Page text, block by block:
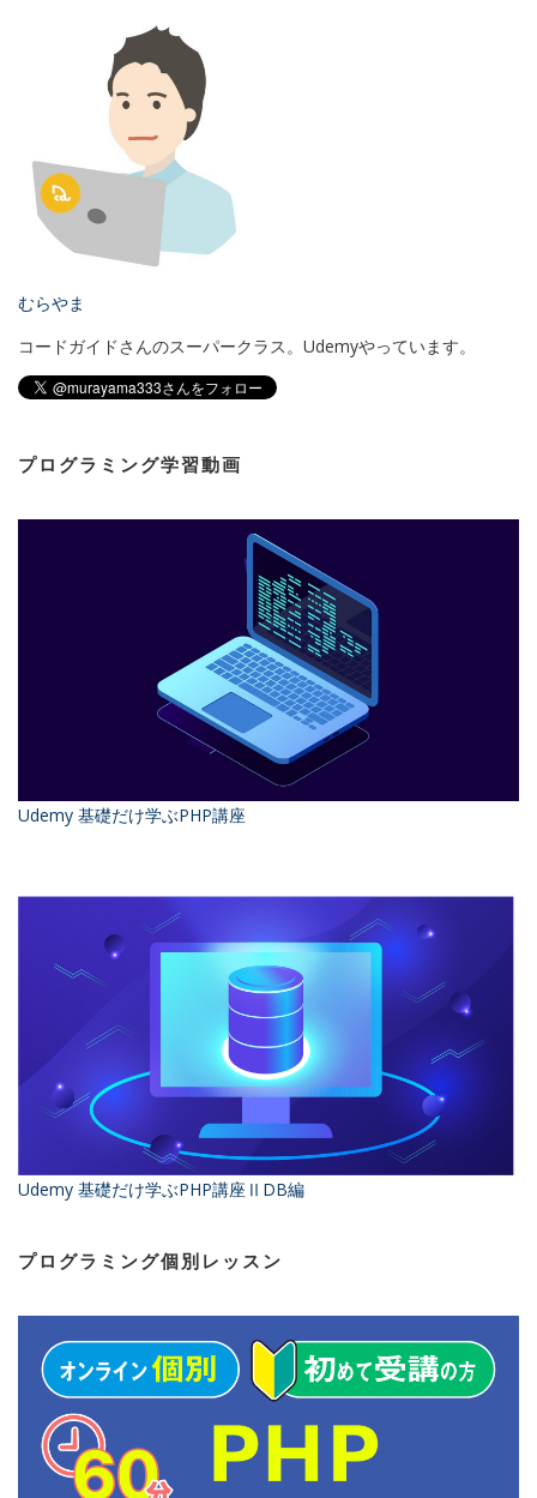
むらやま
コードガイドさんのスーパークラス。Udemyやっています。
プログラミング学習動画
Udemy 基礎だけ学ぶPHP講座
Udemy 基礎だけ学ぶPHP講座ⅡDB編
プログラミング個別レッスン